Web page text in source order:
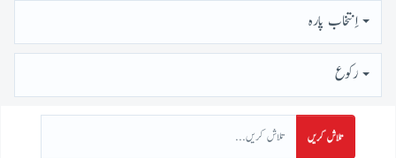
اِنتخاب پارہ
رُكوع
تلاش کریں